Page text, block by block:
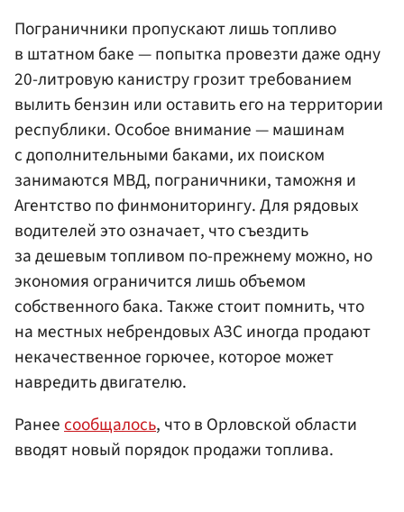
Пограничники пропускают лишь топливо
в штатном баке — попытка провезти даже одну
20-литровую канистру грозит требованием
вылить бензин или оставить его на территории
республики. Особое внимание — машинам
с дополнительными баками, их поиском
занимаются МВД, пограничники, таможня и
Агентство по финмониторингу. Для рядовых
водителей это означает, что съездить
за дешевым топливом по-прежнему можно, но
экономия ограничится лишь объемом
собственного бака. Также стоит помнить, что
на местных небрендовых АЗС иногда продают
некачественное горючее, которое может
навредить двигателю.
Ранеесообщалось, что в Орловской области
вводят новый порядок продажи топлива.